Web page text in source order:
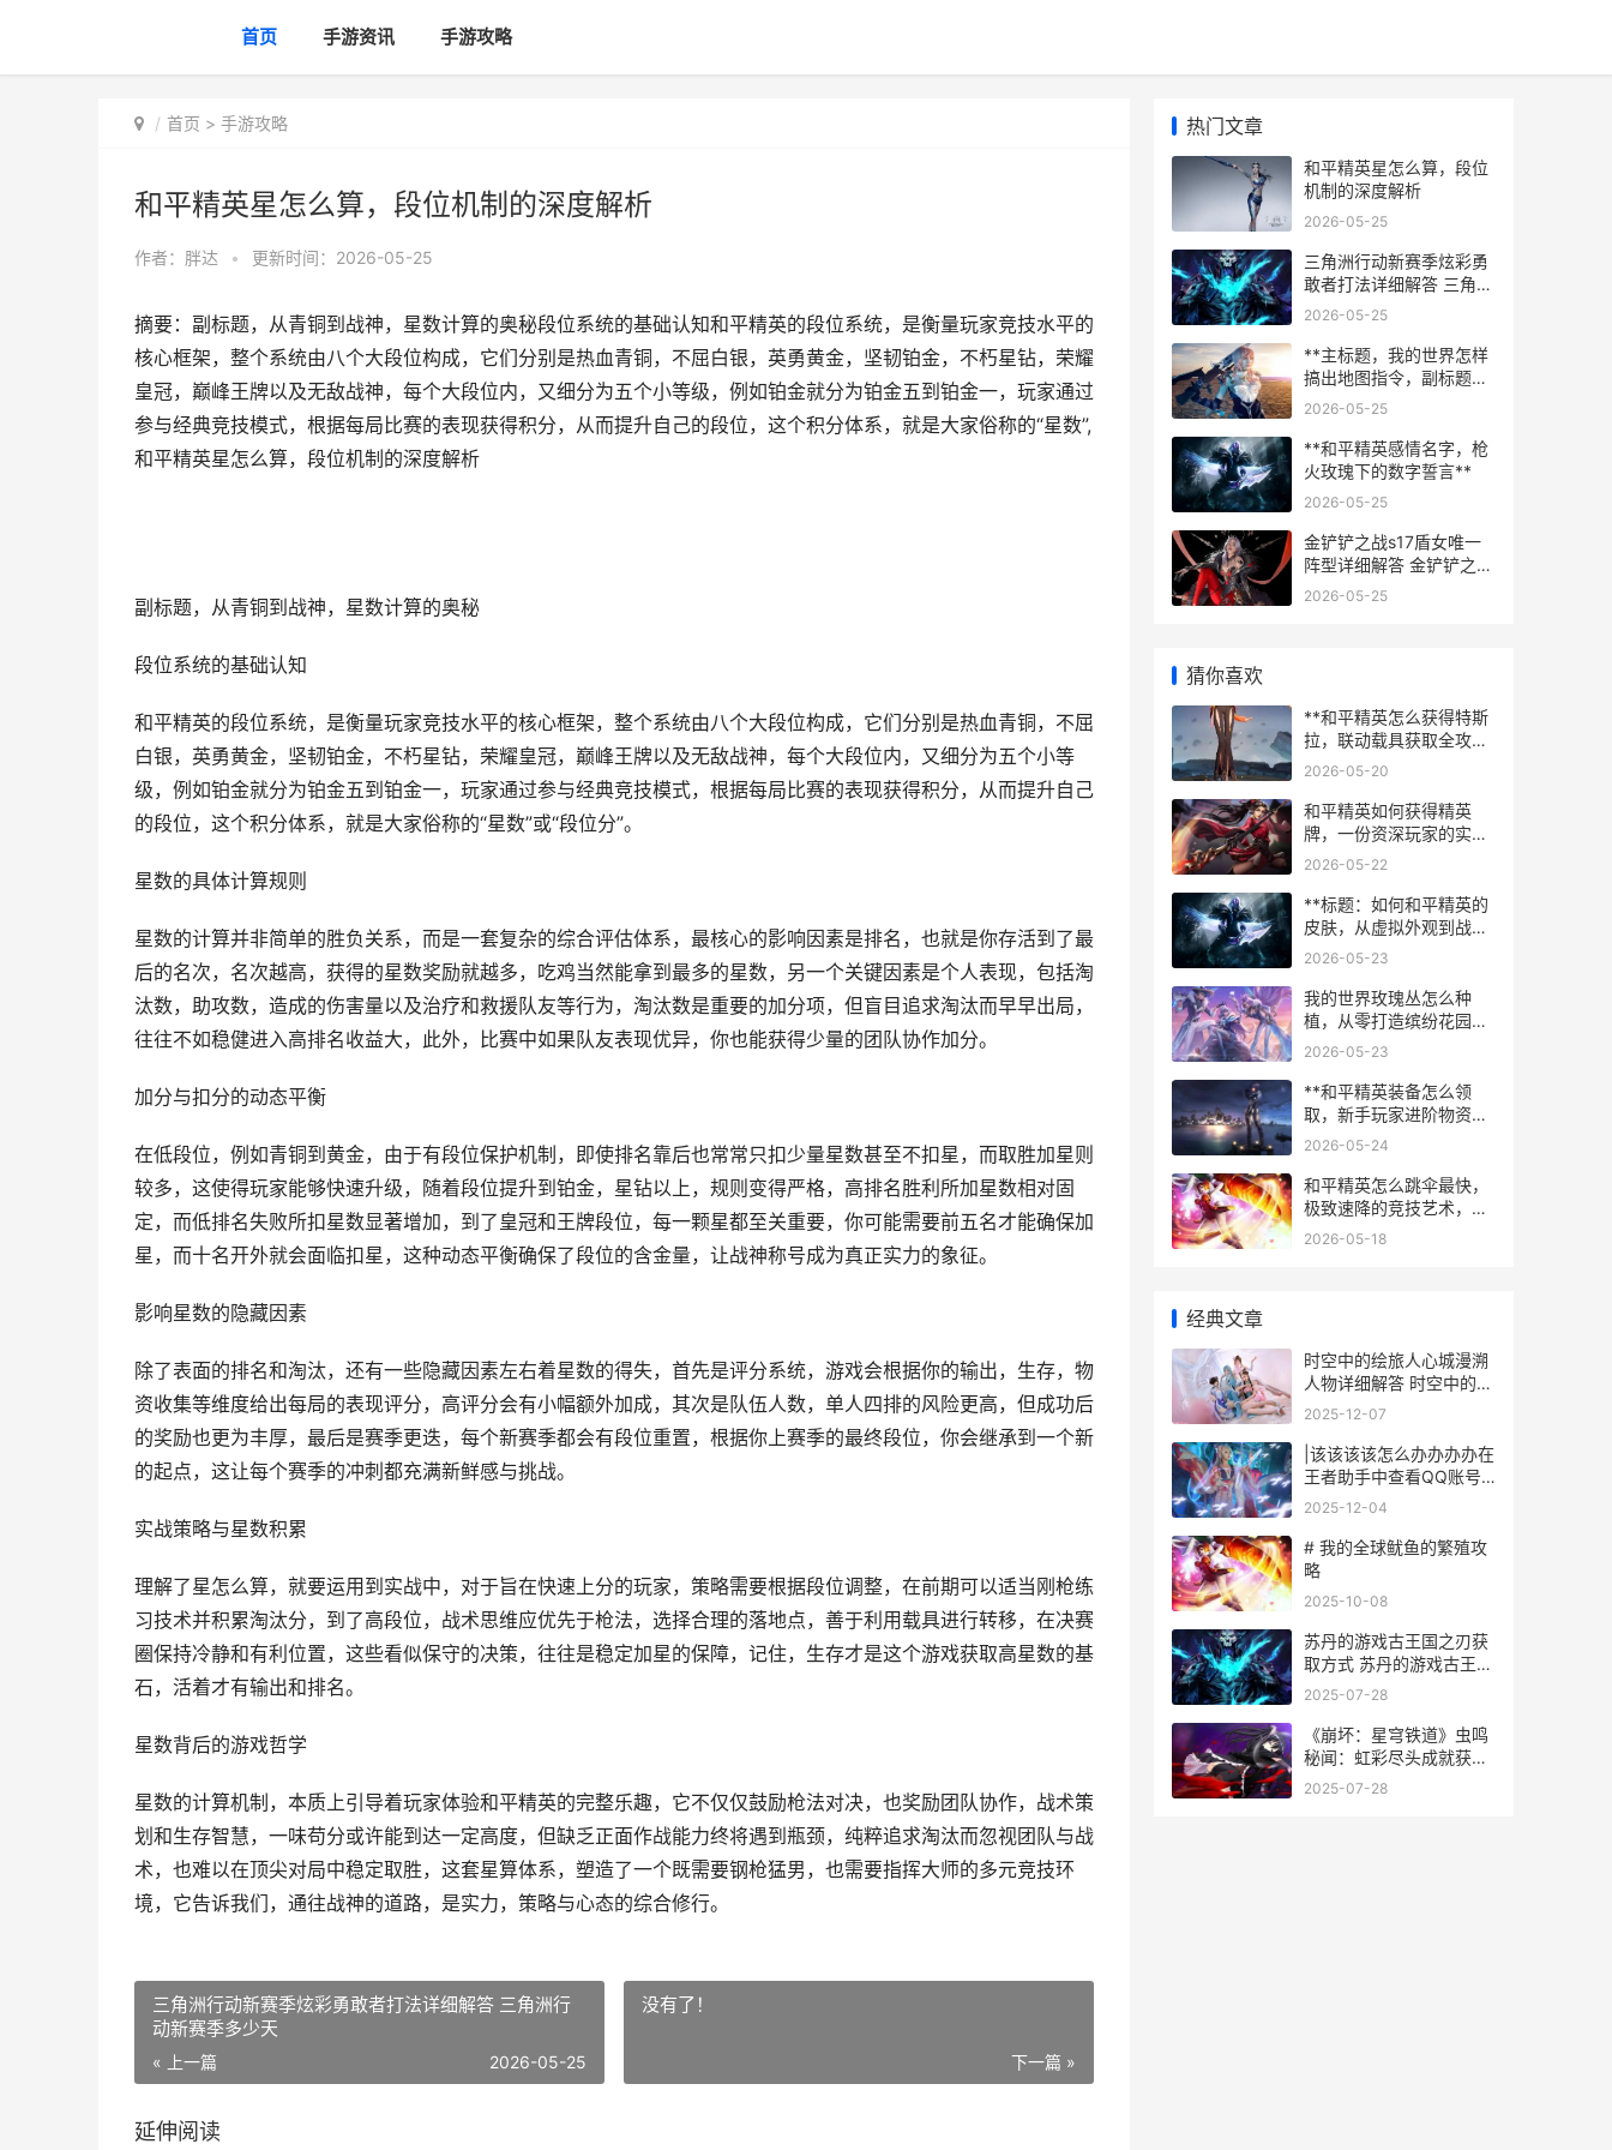
首页 手游资讯 手游攻略
首页 > 手游攻略
和平精英星怎么算，段位机制的深度解析
作者： 胖达 • 更新时间：2026-05-25
摘要：副标题，从青铜到战神，星数计算的奥秘段位系统的基础认知和平精英的段位系统，是衡量玩家竞技水平的
核心框架，整个系统由八个大段位构成，它们分别是热血青铜，不屈白银，英勇黄金，坚韧铂金，不朽星钻，荣耀
皇冠，巅峰王牌以及无敌战神，每个大段位内，又细分为五个小等级，例如铂金就分为铂金五到铂金一，玩家通过
参与经典竞技模式，根据每局比赛的表现获得积分，从而提升自己的段位，这个积分体系，就是大家俗称的“星数”,
和平精英星怎么算，段位机制的深度解析
副标题，从青铜到战神，星数计算的奥秘
段位系统的基础认知
和平精英的段位系统，是衡量玩家竞技水平的核心框架，整个系统由八个大段位构成，它们分别是热血青铜，不屈
白银，英勇黄金，坚韧铂金，不朽星钻，荣耀皇冠，巅峰王牌以及无敌战神，每个大段位内，又细分为五个小等
级，例如铂金就分为铂金五到铂金一，玩家通过参与经典竞技模式，根据每局比赛的表现获得积分，从而提升自己
的段位，这个积分体系，就是大家俗称的“星数”或“段位分”。
星数的具体计算规则
星数的计算并非简单的胜负关系，而是一套复杂的综合评估体系，最核心的影响因素是排名，也就是你存活到了最
后的名次，名次越高，获得的星数奖励就越多，吃鸡当然能拿到最多的星数，另一个关键因素是个人表现，包括淘
汰数，助攻数，造成的伤害量以及治疗和救援队友等行为，淘汰数是重要的加分项，但盲目追求淘汰而早早出局，
往往不如稳健进入高排名收益大，此外，比赛中如果队友表现优异，你也能获得少量的团队协作加分。
加分与扣分的动态平衡
在低段位，例如青铜到黄金，由于有段位保护机制，即使排名靠后也常常只扣少量星数甚至不扣星，而取胜加星则
较多，这使得玩家能够快速升级，随着段位提升到铂金，星钻以上，规则变得严格，高排名胜利所加星数相对固
定，而低排名失败所扣星数显著增加，到了皇冠和王牌段位，每一颗星都至关重要，你可能需要前五名才能确保加
星，而十名开外就会面临扣星，这种动态平衡确保了段位的含金量，让战神称号成为真正实力的象征。
影响星数的隐藏因素
除了表面的排名和淘汰，还有一些隐藏因素左右着星数的得失，首先是评分系统，游戏会根据你的输出，生存，物
资收集等维度给出每局的表现评分，高评分会有小幅额外加成，其次是队伍人数，单人四排的风险更高，但成功后
的奖励也更为丰厚，最后是赛季更迭，每个新赛季都会有段位重置，根据你上赛季的最终段位，你会继承到一个新
的起点，这让每个赛季的冲刺都充满新鲜感与挑战。
实战策略与星数积累
理解了星怎么算，就要运用到实战中，对于旨在快速上分的玩家，策略需要根据段位调整，在前期可以适当刚枪练
习技术并积累淘汰分，到了高段位，战术思维应优先于枪法，选择合理的落地点，善于利用载具进行转移，在决赛
圈保持冷静和有利位置，这些看似保守的决策，往往是稳定加星的保障，记住，生存才是这个游戏获取高星数的基
石，活着才有输出和排名。
星数背后的游戏哲学
星数的计算机制，本质上引导着玩家体验和平精英的完整乐趣，它不仅仅鼓励枪法对决，也奖励团队协作，战术策
划和生存智慧，一味苟分或许能到达一定高度，但缺乏正面作战能力终将遇到瓶颈，纯粹追求淘汰而忽视团队与战
术，也难以在顶尖对局中稳定取胜，这套星算体系，塑造了一个既需要钢枪猛男，也需要指挥大师的多元竞技环
境，它告诉我们，通往战神的道路，是实力，策略与心态的综合修行。
三角洲行动新赛季炫彩勇敢者打法详细解答 三角洲行
动新赛季多少天
« 上一篇 2026-05-25
没有了！
下一篇 »
延伸阅读
热门文章
和平精英星怎么算，段位
机制的深度解析
2026-05-25
三角洲行动新赛季炫彩勇
敢者打法详细解答 三角洲
行动新赛季多少天
2026-05-25
**主标题，我的世界怎样
搞出地图指令，副标题，
资深玩家详解地图核心命
2026-05-25
**和平精英感情名字，枪
火玫瑰下的数字誓言**
2026-05-25
金铲铲之战s17盾女唯一
阵型详细解答 金铲铲之战
阵容t0
2026-05-25
猜你喜欢
**和平精英怎么获得特斯
拉，联动载具获取全攻
略，副标题，资深玩家带
用**
2026-05-20
和平精英如何获得精英
牌，一份资深玩家的实战
心得，副标题，从战术到
2026-05-22
**标题：如何和平精英的
皮肤，从虚拟外观到战术
艺术的思考，副标题：一
2026-05-23
我的世界玫瑰丛怎么种
植，从零打造缤纷花园的
奥秘
2026-05-23
**和平精英装备怎么领
取，新手玩家进阶物资指
南**
2026-05-24
和平精英怎么跳伞最快，
极致速降的竞技艺术，副
标题，顶尖玩家突破落点
2026-05-18
经典文章
时空中的绘旅人心城漫溯
人物详细解答 时空中的绘
旅人官服下载官方正版
2025-12-07
|该该该该怎么办办办办在
王者助手中查看QQ账号
信息|
2025-12-04
# 我的全球鱿鱼的繁殖攻
略
2025-10-08
苏丹的游戏古王国之刃获
取方式 苏丹的游戏古王是
谁
2025-07-28
《崩坏：星穹铁道》虫鸣
秘闻：虹彩尽头成就获取
策略 崩坏星穹铁道网页版
2025-07-28